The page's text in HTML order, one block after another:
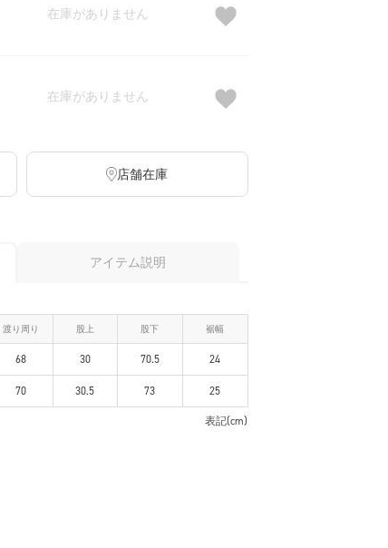
在庫がありません
在庫がありません
店舗在庫
アイテム説明
渡り周り 股上 股下 裾幅
68 30 70.5 24
70 30.5 73 25
表記(cm)